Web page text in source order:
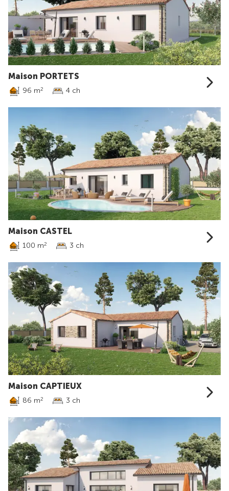
Maison PORTETS
96 m2 4 ch
Maison CASTEL
100 m2 3 ch
Maison CAPTIEUX
86 m2 3 ch